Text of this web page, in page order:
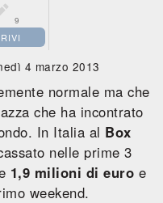
9
4 marzo 2013
normale ma che
che ha incontrato
In Italia al Box
nelle prime 3
1,9 milioni di euro e
weekend.